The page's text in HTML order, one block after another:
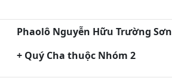
Phaolô Nguyễn Hữu Trường Sơn
+ Quý Cha thuộc Nhóm 2